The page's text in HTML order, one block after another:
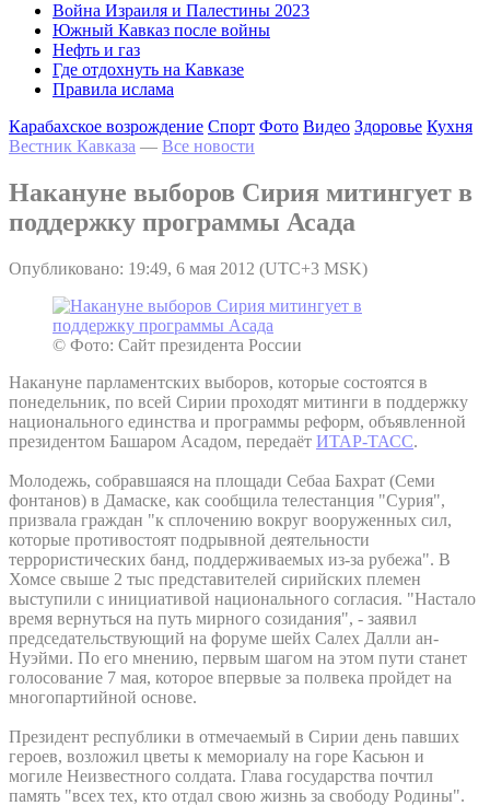
Война Израиля и Палестины 2023
Южный Кавказ после войны
Нефть и газ
Где отдохнуть на Кавказе
Правила ислама
Карабахское возрождение Спорт Фото Видео Здоровье Кухня
Вестник Кавказа — Все новости
Накануне выборов Сирия митингует в
поддержку программы Асада
Опубликовано: 19:49, 6 мая 2012 (UTC+3 MSK)
© Фото: Сайт президента России
Накануне парламентских выборов, которые состоятся в
понедельник, по всей Сирии проходят митинги в поддержку
национального единства и программы реформ, объявленной
президентом Башаром Асадом, передаёт ИТАР-ТАСС.
Молодежь, собравшаяся на площади Себаа Бахрат (Семи
фонтанов) в Дамаске, как сообщила телестанция "Сурия",
призвала граждан "к сплочению вокруг вооруженных сил,
которые противостоят подрывной деятельности
террористических банд, поддерживаемых из-за рубежа". В
Хомсе свыше 2 тыс представителей сирийских племен
выступили с инициативой национального согласия. "Настало
время вернуться на путь мирного созидания", - заявил
председательствующий на форуме шейх Салех Далли ан-
Нуэйми. По его мнению, первым шагом на этом пути станет
голосование 7 мая, которое впервые за полвека пройдет на
многопартийной основе.
Президент республики в отмечаемый в Сирии день павших
героев, возложил цветы к мемориалу на горе Касьюн и
могиле Неизвестного солдата. Глава государства почтил
память "всех тех, кто отдал свою жизнь за свободу Родины".